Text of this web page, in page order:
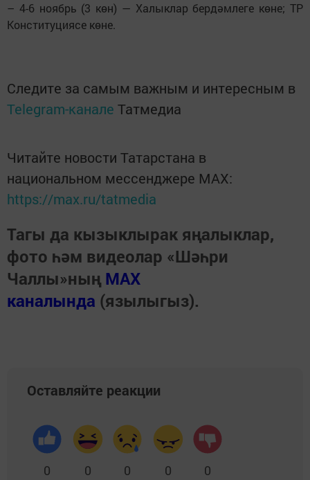
– 4-6 ноябрь (3 көн) — Халыклар бердәмлеге көне; ТР
Конституциясе көне.
Следите за самым важным и интересным в
Telegram-канале Татмедиа
Читайте новости Татарстана в
национальном мессенджере MАХ:
https://max.ru/tatmedia
Тагы да кызыклырак яңалыклар,
фото һәм видеолар «Шәһри
Чаллы»ның MAX
каналында (язылыгыз).
Оставляйте реакции
0 0 0 0 0